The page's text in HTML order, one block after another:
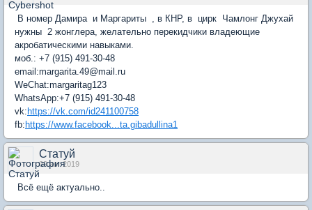
В номер Дамира и Маргариты , в КНР, в цирк Чамлонг Джухай
нужны 2 жонглера, желательно перекидчики владеющие
акробатическими навыками.
моб.: +7 (915) 491-30-48
email:margarita.49@mail.ru
WeChat:margaritag123
WhatsApp:+7 (915) 491-30-48
vk: https://vk.com/id241100758
fb: https://www.facebook...ta.gibadullina1
Статуй
09 авг 2019
Всё ещё актуально..